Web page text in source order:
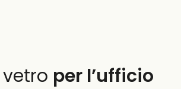
per l’ufficio